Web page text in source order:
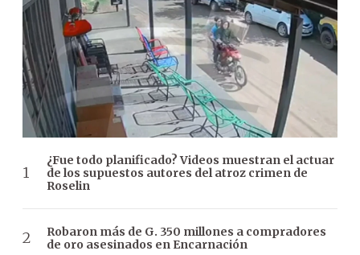
¿Fue todo planificado? Videos muestran el actuar
de los supuestos autores del atroz crimen de
Roselin
Robaron más de G. 350 millones a compradores
de oro asesinados en Encarnación